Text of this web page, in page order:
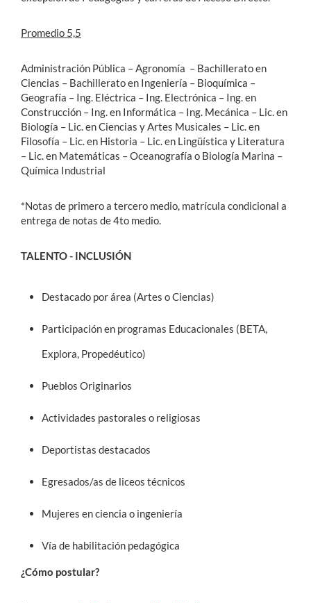
Promedio 5,5
Administración Pública – Agronomía – Bachillerato en
Ciencias – Bachillerato en Ingeniería – Bioquímica –
Geografía – Ing. Eléctrica – Ing. Electrónica – Ing. en
Construcción – Ing. en Informática – Ing. Mecánica – Lic. en
Biología – Lic. en Ciencias y Artes Musicales – Lic. en
Filosofía – Lic. en Historia – Lic. en Lingüística y Literatura
– Lic. en Matemáticas – Oceanografía o Biología Marina –
Química Industrial
*Notas de primero a tercero medio, matrícula condicional a
entrega de notas de 4to medio.
TALENTO - INCLUSIÓN
Destacado por área (Artes o Ciencias)
Participación en programas Educacionales (BETA,
Explora, Propedéutico)
Pueblos Originarios
Actividades pastorales o religiosas
Deportistas destacados
Egresados/as de liceos técnicos
Mujeres en ciencia o ingeniería
Vía de habilitación pedagógica
¿Cómo postular?